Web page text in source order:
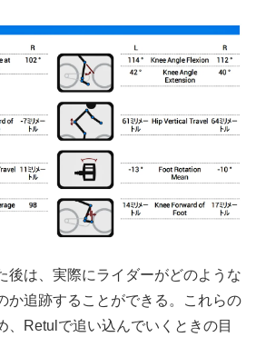
後は、実際にライダーがどのような
か追跡することができる。これらの
、Retulで追い込んでいくときの目